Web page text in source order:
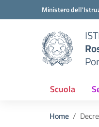
Vai ai contenuti
Vai al menu di navigazione
Ministero
Scuola
Home